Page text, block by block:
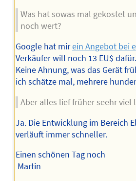
Was hat sowas mal gekostet
noch wert?
Google hat mirein Angebot bei
Verkäufer will noch 13 EU$ dafür.
Keine Ahnung, was das Gerät
ich schätze mal, mehrere
Aber alles lief früher seehr viel
Ja. Die Entwicklung im Bereich
verläuft immer schneller.
Einen schönen Tag noch
Martin